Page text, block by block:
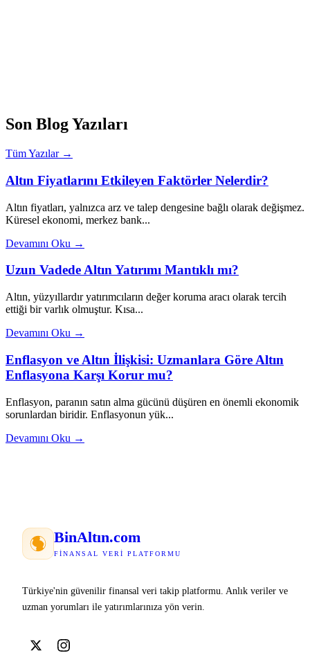
Son Blog Yazıları
Tüm Yazılar →
Altın Fiyatlarını Etkileyen Faktörler Nelerdir?
Altın fiyatları, yalnızca arz ve talep dengesine bağlı olarak değişmez.
Küresel ekonomi, merkez bank...
Devamını Oku →
Uzun Vadede Altın Yatırımı Mantıklı mı?
Altın, yüzyıllardır yatırımcıların değer koruma aracı olarak tercih
ettiği bir varlık olmuştur. Kısa...
Devamını Oku →
Enflasyon ve Altın İlişkisi: Uzmanlara Göre Altın
Enflasyona Karşı Korur mu?
Enflasyon, paranın satın alma gücünü düşüren en önemli ekonomik
sorunlardan biridir. Enflasyonun yük...
Devamını Oku →
BinAltın.com
FINANSAL VERI PLATFORMU
Türkiye'nin güvenilir finansal veri takip platformu. Anlık veriler ve
uzman yorumları ile yatırımlarınıza yön verin.